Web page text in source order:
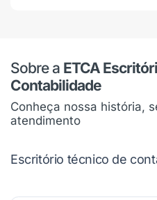
Sobre a ETCA
Contabilidade
Conheça nossa história,
atendimento
Escritório técnico de